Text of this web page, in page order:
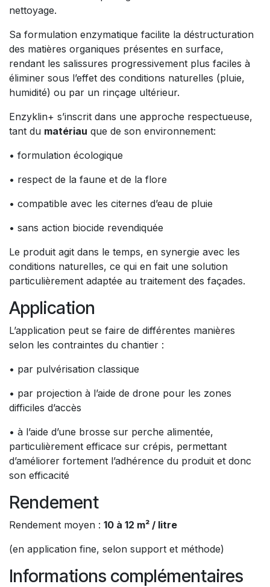
nettoyage.
Sa formulation enzymatique facilite la déstructuration
des matières organiques présentes en surface,
rendant les salissures progressivement plus faciles à
éliminer sous l’effet des conditions naturelles (pluie,
humidité) ou par un rinçage ultérieur.
Enzyklin+ s’inscrit dans une approche respectueuse,
tant du matériau que de son environnement:
• formulation écologique
• respect de la faune et de la flore
• compatible avec les citernes d’eau de pluie
• sans action biocide revendiquée
Le produit agit dans le temps, en synergie avec les
conditions naturelles, ce qui en fait une solution
particulièrement adaptée au traitement des façades.
Application
L’application peut se faire de différentes manières
selon les contraintes du chantier :
• par pulvérisation classique
• par projection à l’aide de drone pour les zones
difficiles d’accès
• à l’aide d’une brosse sur perche alimentée,
particulièrement efficace sur crépis, permettant
d’améliorer fortement l’adhérence du produit et donc
son efficacité
Rendement
Rendement moyen : 10 à 12 m² / litre
(en application fine, selon support et méthode)
Informations complémentaires